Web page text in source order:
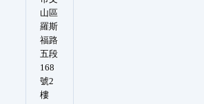
山區
羅斯
福路
五段
168
號2
樓